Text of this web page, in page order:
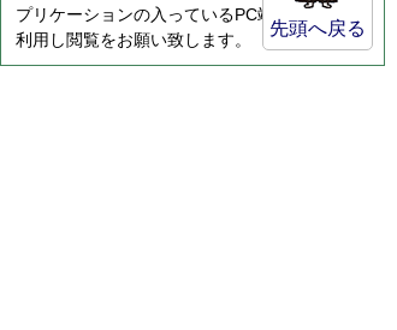
プリケーションの入っているPC端末などをご
利用し閲覧をお願い致します。
先頭へ戻る